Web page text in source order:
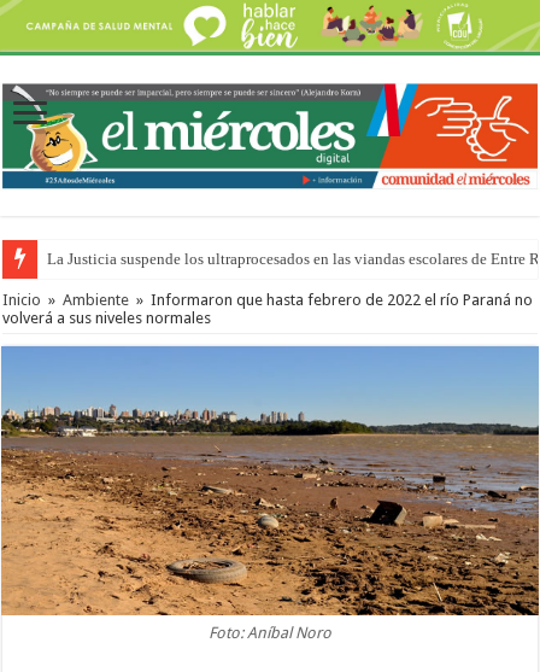
La Justicia suspende los ultraprocesados en las viandas escolares de Entre
Inicio » Ambiente » Informaron que hasta febrero de 2022 el río Paraná no
volverá a sus niveles normales
Foto: Aníbal Noro